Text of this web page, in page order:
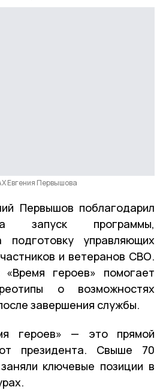
Евгения Первышова
Первышов поблагодарил
запуск программы,
подготовку управляющих
и ветеранов СВО.
героев» помогает
о возможностях
завершения службы.
героев» — это прямой
президента. Свыше 70
ключевые позиции в